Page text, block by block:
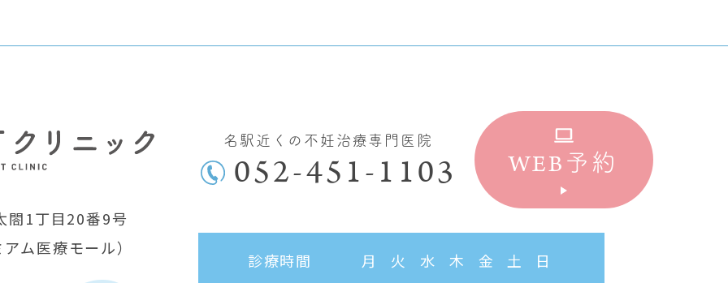
閤1丁目20番9号
ム医療モール）
名駅近くの不妊治療専門医院
052-451-1103 WEB 予約
診療時間 月 火 水 木 金 土 日